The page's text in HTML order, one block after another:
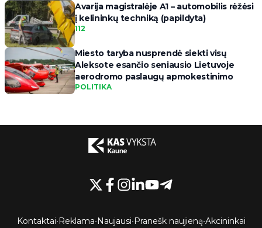
Avarija magistralėje A1 – automobilis rėžėsi
į kelininkų techniką (papildyta)
112
Miesto taryba nusprendė siekti visų
Aleksote esančio seniausio Lietuvoje
aerodromo paslaugų apmokestinimo
POLITIKA
Kontaktai•Reklama•Naujausi•Pranešk naujieną•Akcininkai